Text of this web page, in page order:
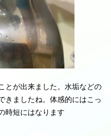
とが出来ました。水垢などの
きましたね。体感的にはこっ
時短にはなります